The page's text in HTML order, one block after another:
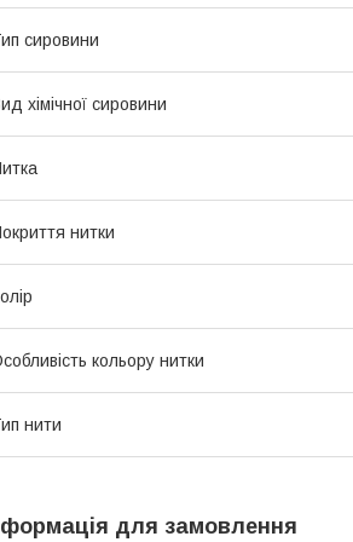
сировини
хімічної сировини
нитки
кольору нитки
нити
для замовлення